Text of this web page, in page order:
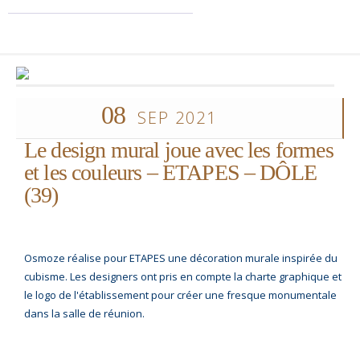
08 SEP 2021
Le design mural joue avec les formes
et les couleurs – ETAPES – DÔLE
(39)
Osmoze réalise pour ETAPES une décoration murale inspirée du
cubisme. Les designers ont pris en compte la charte graphique et
le logo de l'établissement pour créer une fresque monumentale
dans la salle de réunion.